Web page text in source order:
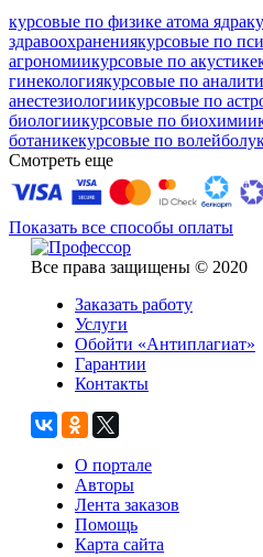
курсовые по физике атома ядра
здравоохранениякурсовые по
агрономиикурсовые по акустике
гинекологиякурсовые по
анестезиологиикурсовые по
биологиикурсовые по биохимии
ботаникекурсовые по волейболу
Смотреть еще
Показать все способы оплаты
Все права защищены © 2020
Заказать работу
Услуги
Обойти «Антиплагиат»
Гарантии
Контакты
О портале
Авторы
Лента заказов
Помощь
Карта сайта